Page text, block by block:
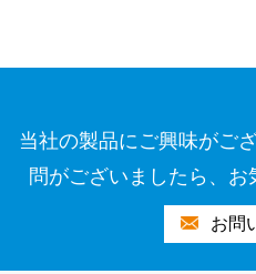
当社の製品にご興味がご
問がございましたら、お
お問